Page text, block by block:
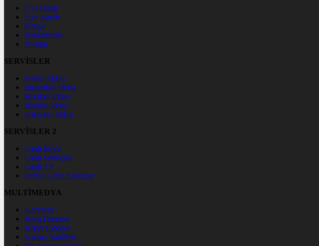
Üye Girişi
Üye Kaydı
Künye
Hakkımızda
İletişim
SERVİSLER
Futbol İddaa
Basketbol İddaa
Hentbol İddaa
Bilardo İddaa
Voleybol İddaa
SERVİSLER 2
Canlı Borsa
Canlı Sonuçlar
Canlı TV
Futbol Canlı Sonuçlar
MULTİMEDYA
Gazeteler
Hava Durumu
Haber Gönder
Namaz Vakitleri